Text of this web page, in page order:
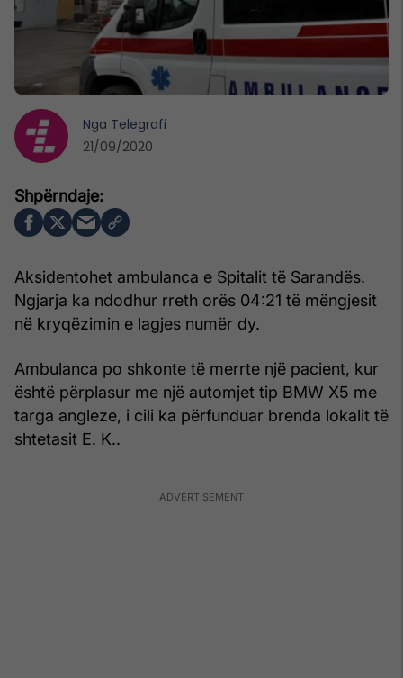
Aksidentohet ambulanca e Spitalit të Sarandës.
Ngjarja ka ndodhur rreth orës 04:21 të mëngjesit
në kryqëzimin e lagjes numër dy.
Ambulanca po shkonte të merrte një pacient, kur
është përplasur me një automjet tip BMW X5 me
targa angleze, i cili ka përfunduar brenda lokalit të
shtetasit E. K..
Nga Telegrafi
21/09/2020